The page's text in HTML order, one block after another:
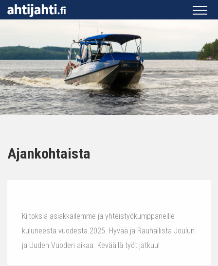
Ajankohtaista
Kiitoksia asiakkailemme ja yhteistyökumppaneille
kuluneesta vuodesta 2025. Hyvää ja Rauhallista Joulun
ja Uuden Vuoden aikaa. Keväällä työt jatkuu!